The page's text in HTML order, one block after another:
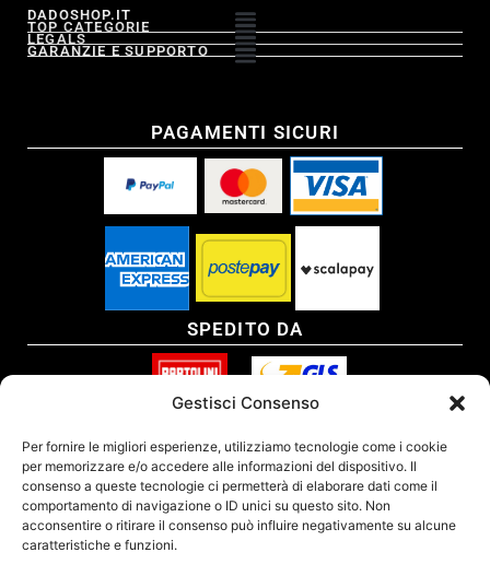
Gestisci Consenso
Per fornire le migliori esperienze, utilizziamo tecnologie come i cookie
per memorizzare e/o accedere alle informazioni del dispositivo. Il
consenso a queste tecnologie ci permetterà di elaborare dati come il
comportamento di navigazione o ID unici su questo sito. Non
acconsentire o ritirare il consenso può influire negativamente su alcune
caratteristiche e funzioni.
DADOSHOP.IT
TOP CATEGORIE
LEGALS
GARANZIE E SUPPORTO
PAGAMENTI SICURI
SPEDITO DA